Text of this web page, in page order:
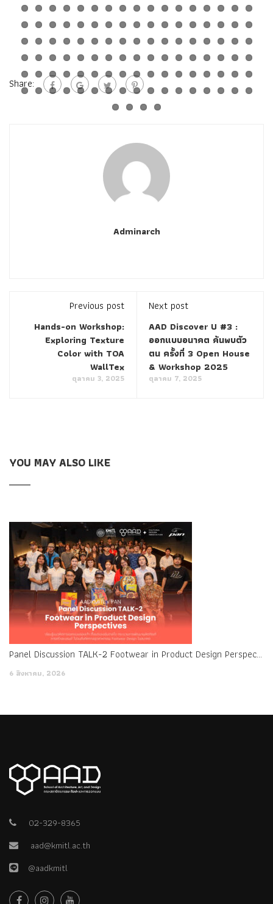
Share:
Adminarch
Previous post
Hands-on Workshop:
Exploring Texture
Color with TOA
WallTex
ตุลาคม 3, 2025
Next post
AAD Discover U #3 :
ออกแบบอนาคต ค้นพบตัว
ตน ครั้งที่ 3 Open House
& Workshop 2025
ตุลาคม 7, 2025
YOU MAY ALSO LIKE
Panel Discussion TALK-2 Footwear in Product Design Perspectives
6 สิงหาคม, 2026
02-329-8365
aad@kmitl.ac.th
@aadkmitl